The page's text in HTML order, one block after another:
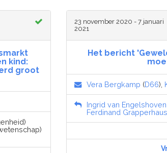
kind:
groot
23 november 2020 - 7 januari
2021
Het bericht
Vera Bergkamp (D66),
Ingrid van Engelshoven
Ferdinand Grapperhaus